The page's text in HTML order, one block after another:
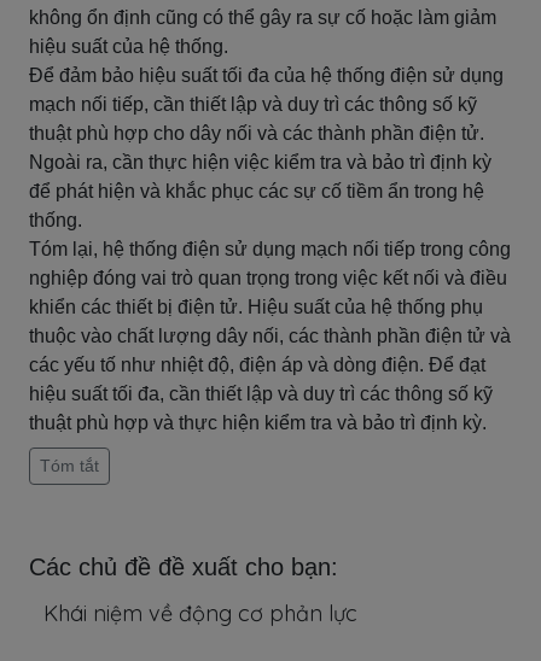
không ổn định cũng có thể gây ra sự cố hoặc làm giảm
hiệu suất của hệ thống.
Để đảm bảo hiệu suất tối đa của hệ thống điện sử dụng
mạch nối tiếp, cần thiết lập và duy trì các thông số kỹ
thuật phù hợp cho dây nối và các thành phần điện tử.
Ngoài ra, cần thực hiện việc kiểm tra và bảo trì định kỳ
để phát hiện và khắc phục các sự cố tiềm ẩn trong hệ
thống.
Tóm lại, hệ thống điện sử dụng mạch nối tiếp trong công
nghiệp đóng vai trò quan trọng trong việc kết nối và điều
khiển các thiết bị điện tử. Hiệu suất của hệ thống phụ
thuộc vào chất lượng dây nối, các thành phần điện tử và
các yếu tố như nhiệt độ, điện áp và dòng điện. Để đạt
hiệu suất tối đa, cần thiết lập và duy trì các thông số kỹ
thuật phù hợp và thực hiện kiểm tra và bảo trì định kỳ.
Tóm tắt
Các chủ đề đề xuất cho bạn:
Khái niệm về động cơ phản lực